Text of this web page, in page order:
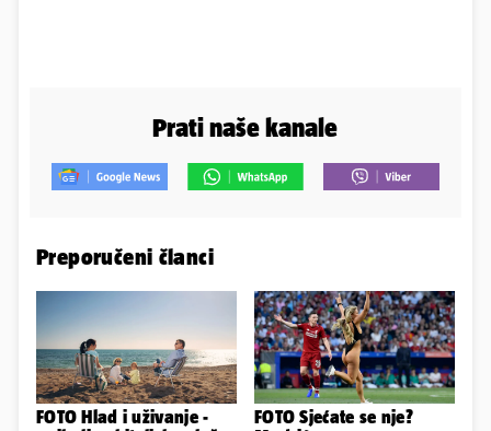
Prati naše kanale
Preporučeni članci
FOTO Hlad i uživanje -
FOTO Sjećate se nje?